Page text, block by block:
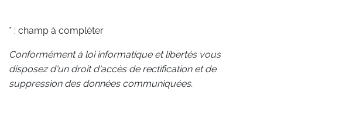
* : champ à compléter
Conformément à loi informatique et libertés vous
disposez d'un droit d'accès de rectification et de
suppression des données communiquées.